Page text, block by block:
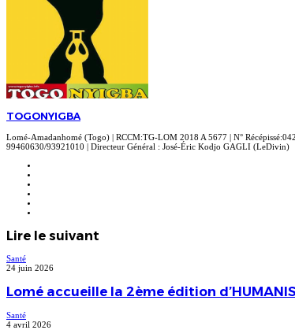
TOGONYIGBA
Lomé-Amadanhomé (Togo) | RCCM:TG-LOM 2018 A 5677 | N°
99460630/93921010 | Directeur Général : José-Éric Kodjo GAGLI (LeDivin)
Lire le suivant
Santé
24 juin 2026
Lomé accueille la 2ème édition
Santé
4 avril 2026